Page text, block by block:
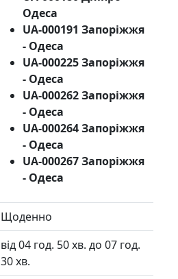
Одеса
UA-000191 Запоріжжя
- Одеса
UA-000225 Запоріжжя
- Одеса
UA-000262 Запоріжжя
- Одеса
UA-000264 Запоріжжя
- Одеса
UA-000267 Запоріжжя
- Одеса
Щоденно
від 04 год. 50 хв. до 07 год.
30 хв.